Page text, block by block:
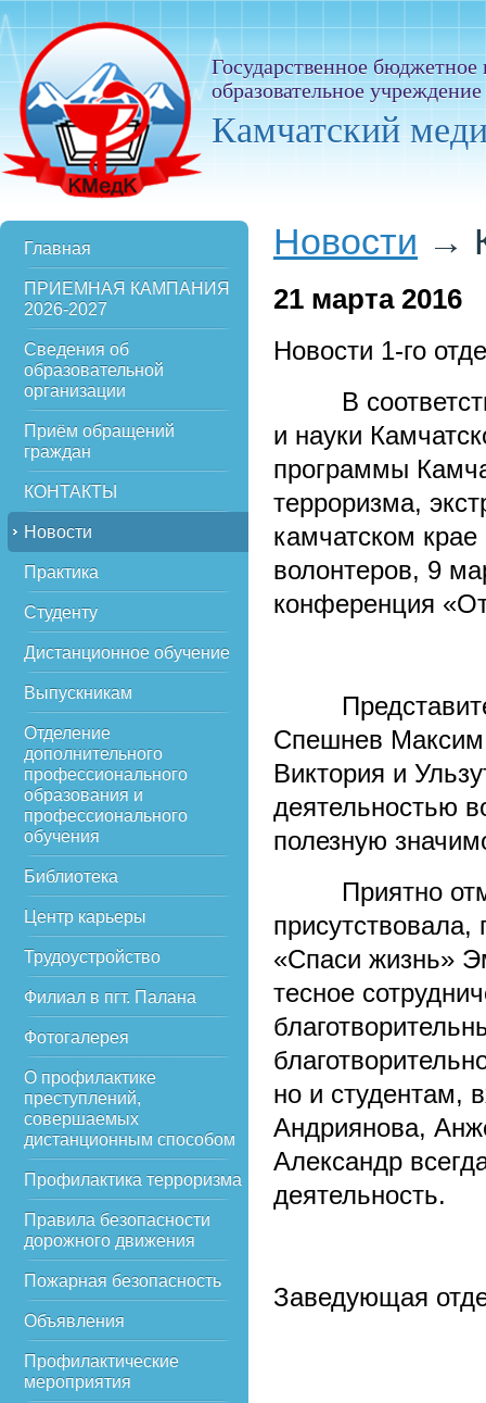
Государственное
образовательное
Камчатский
Главная
ПРИЕМНАЯ КАМПАНИЯ
2026-2027
Сведения об
образовательной
организации
Приём обращений
граждан
КОНТАКТЫ
Новости
Практика
Студенту
Дистанционное обучение
Выпускникам
Отделение
дополнительного
профессионального
образования и
профессионального
обучения
Библиотека
Центр карьеры
Трудоустройство
Филиал в пгт. Палана
Фотогалерея
О профилактике
преступлений,
совершаемых
дистанционным способом
Профилактика терроризма
Правила безопасности
дорожного движения
Пожарная безопасность
Объявления
Профилактические
мероприятия
Новости →
21 марта 2016
Новости 1-го
В
и науки
программы
терроризма,
камчатском
волонтеров, 9
конференция
Спешнев
Виктория и
деятельностью
полезную
Приятно
присутствовала,
«Спаси жизнь»
тесное
но и студентам,
Андриянова,
Александр
деятельность.
Заведующая